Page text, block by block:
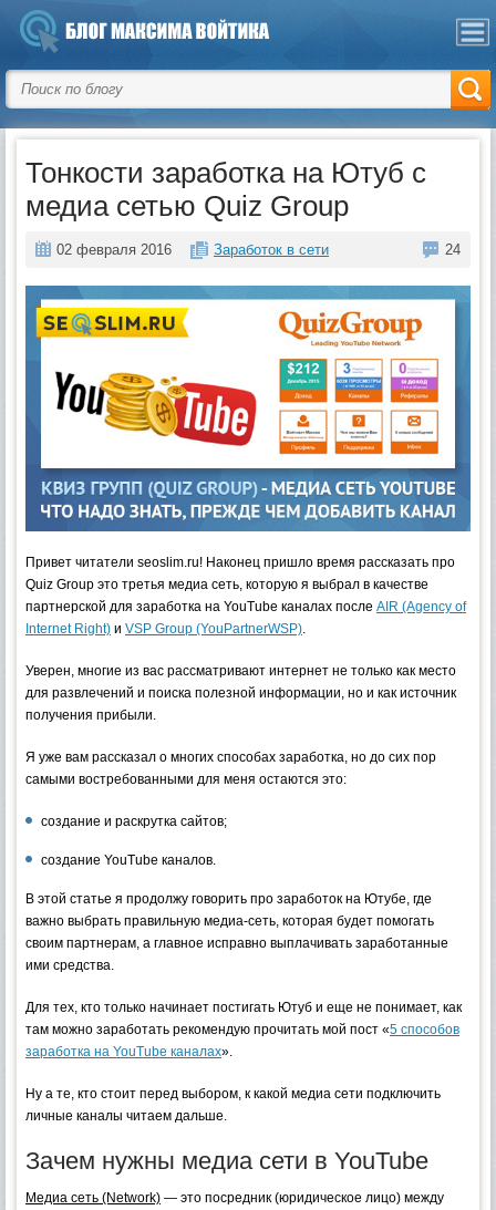
Тонкости заработка на Ютуб с
медиа сетью Quiz Group
02 февраля 2016 Заработок в сети 24
Привет читатели seoslim.ru! Наконец пришло время рассказать про
Quiz Group это третья медиа сеть, которую я выбрал в качестве
партнерской для заработка на YouTube каналах после AIR (Agency of
Internet Right) и VSP Group (YouPartnerWSP)
Уверен, многие из вас рассматривают интернет не только как место
для развлечений и поиска полезной информации, но и как источник
получения прибыли.
Я уже вам рассказал о многих способах заработка, но до сих пор
самыми востребованными для меня остаются это:
создание и раскрутка сайтов;
создание YouTube каналов.
В этой статье я продолжу говорить про заработок на Ютубе, где
важно выбрать правильную медиа-сеть, которая будет помогать
своим партнерам, а главное исправно выплачивать заработанные
ими средства.
Для тех, кто только начинает постигать Ютуб и еще не понимает, как
там можно заработать рекомендую прочитать мой пост «5 способов
заработка на YouTube каналах».
Ну а те, кто стоит перед выбором, к какой медиа сети подключить
личные каналы читаем дальше.
Зачем нужны медиа сети в YouTube
Медиа сеть (Network) — это посредник (юридическое лицо) между